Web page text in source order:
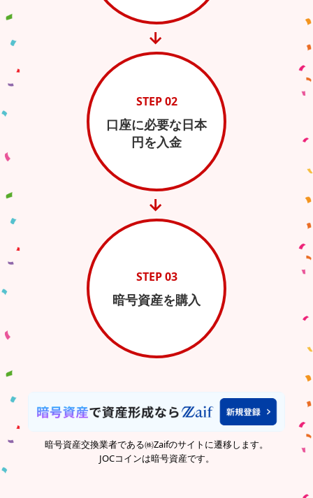
→
STEP 02
口座に必要な日本
円を入金
→
STEP 03
暗号資産を購入
暗号資産交換業者である㈱Zaifのサイトに遷移します。
JOCコインは暗号資産です。